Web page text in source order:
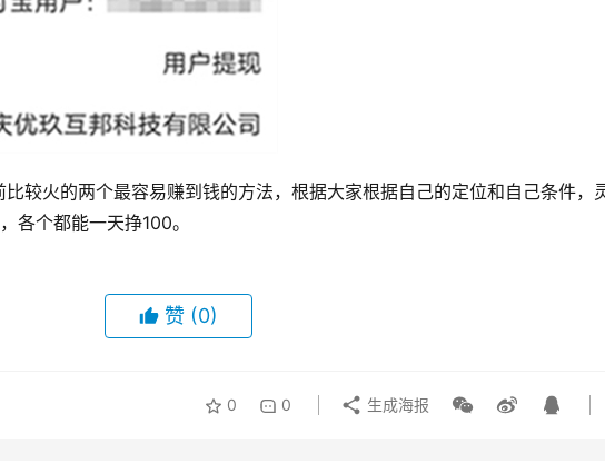
较火的两个最容易赚到钱的方法，根据大家根据自己的定位和自己条件，
各个都能一天挣100。
赞 (0)
0 0 生成海报